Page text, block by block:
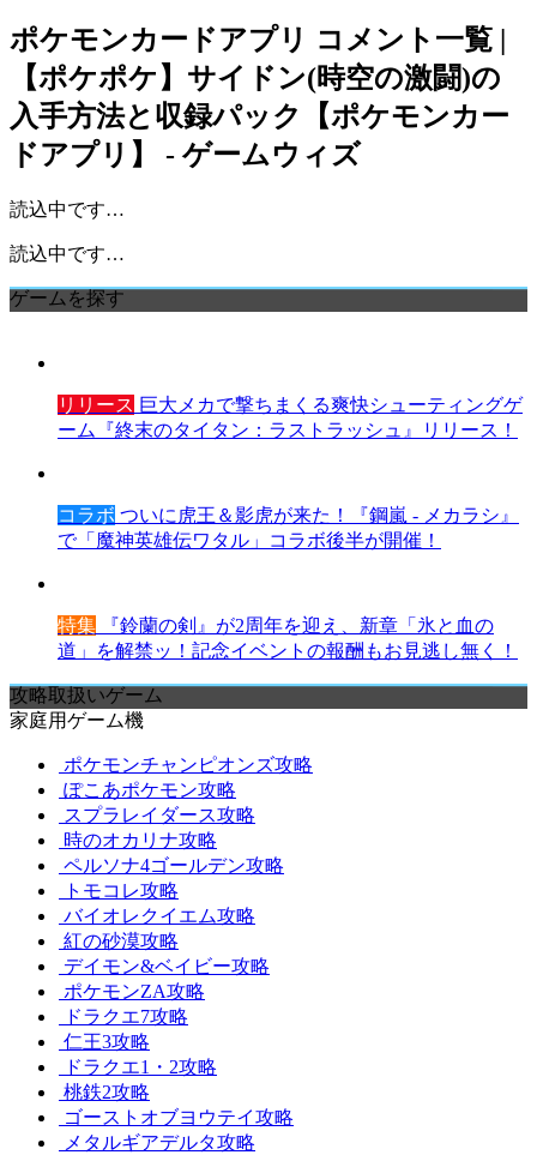
ポケモンカードアプリ コメント一覧 |
【ポケポケ】サイドン(時空の激闘)の
入手方法と収録パック【ポケモンカー
ドアプリ】 - ゲームウィズ
読込中です…
読込中です…
ゲームを探す
リリース 巨大メカで撃ちまくる爽快シューティングゲ
ーム『終末のタイタン：ラストラッシュ』リリース！
コラボ ついに虎王＆影虎が来た！『鋼嵐 - メカラシ』
で「魔神英雄伝ワタル」コラボ後半が開催！
特集 『鈴蘭の剣』が2周年を迎え、新章「氷と血の
道」を解禁ッ！記念イベントの報酬もお見逃し無く！
攻略取扱いゲーム
家庭用ゲーム機
ポケモンチャンピオンズ攻略
ぽこあポケモン攻略
スプラレイダース攻略
時のオカリナ攻略
ペルソナ4ゴールデン攻略
トモコレ攻略
バイオレクイエム攻略
紅の砂漠攻略
デイモン&ベイビー攻略
ポケモンZA攻略
ドラクエ7攻略
仁王3攻略
ドラクエ1・2攻略
桃鉄2攻略
ゴーストオブヨウテイ攻略
メタルギアデルタ攻略